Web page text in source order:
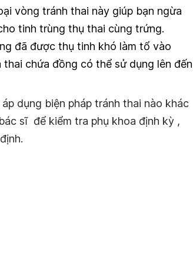
vòng tránh thai này giúp bạn ngừa
tinh trùng thụ thai cùng trứng.
đã được thụ tinh khó làm tổ vào
chứa đồng có thể sử dụng lên đến
dụng biện pháp tránh thai nào khác
sĩ để kiểm tra phụ khoa định kỳ ,